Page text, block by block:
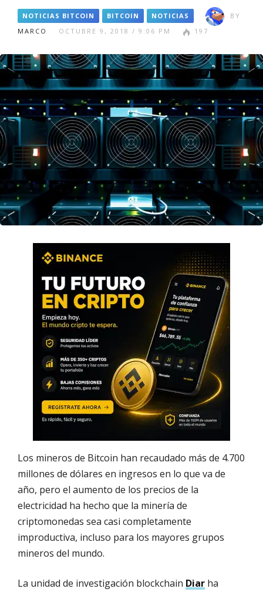
NOTICIAS BITCOIN BITCOIN NOTICIAS
BY
MARCO
OCTUBRE 9, 2018 / 9:06 PM 197
Los mineros de Bitcoin han recaudado más de 4.700
millones de dólares en ingresos en lo que va de
año, pero el aumento de los precios de la
electricidad ha hecho que la minería de
criptomonedas sea casi completamente
improductiva, incluso para los mayores grupos
mineros del mundo.
La unidad de investigación blockchain Diar ha